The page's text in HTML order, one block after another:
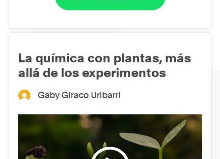
La química con plantas, más
allá de los experimentos
Gaby Giraco Uribarri